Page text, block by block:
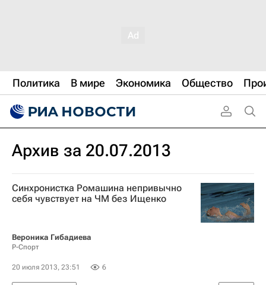
Политика В мире Экономика Общество
Архив за 20.07.2013
Синхронистка Ромашина непривычно
себя чувствует на ЧМ без Ищенко
Вероника Гибадиева
Р-Спорт
20 июля 2013, 23:51 6